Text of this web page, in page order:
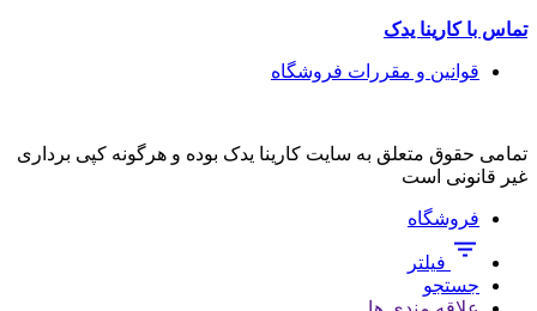
تماس با کارینا یدک
قوانین و مقررات فروشگاه
تمامی حقوق متعلق به سایت کارینا یدک بوده و هرگونه کپی برداری
غیر قانونی است
فروشگاه
فیلتر
جستجو